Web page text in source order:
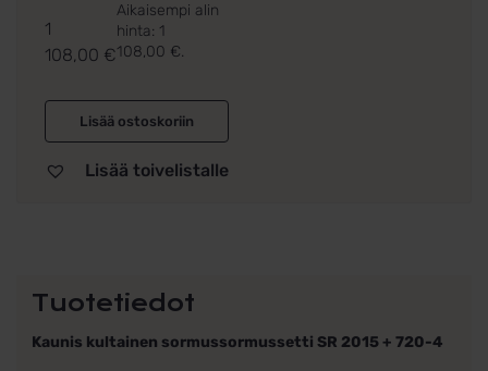
1
108,00 €
Aikaisempi alin
hinta: 1
108,00 €.
Lisää ostoskoriin
Lisää toivelistalle
Tuotetiedot
Kaunis kultainen sormussormussetti SR 2015 + 720-4